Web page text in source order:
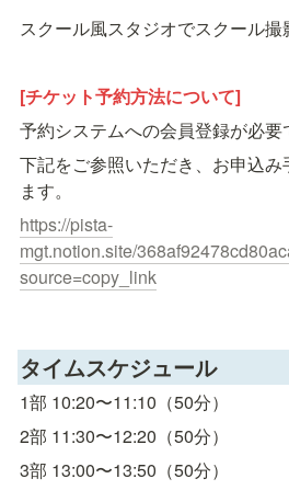
スクール風スタジオでスクール撮
[チケット予約方法について]
予約システムへの会員登録が必要
下記をご参照いただき、お申込
ます。
https://pista-
mgt.notion.site/
source=copy_link
タイムスケジュール
1部 10:20〜11:10（50分）
2部 11:30〜12:20（50分）
3部 13:00〜13:50（50分）